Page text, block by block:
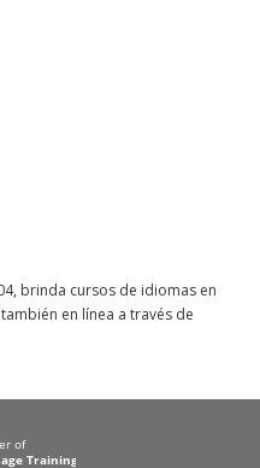
brinda cursos de idiomas en
en línea a través de